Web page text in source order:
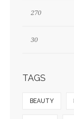
TAGS
BEAUTY